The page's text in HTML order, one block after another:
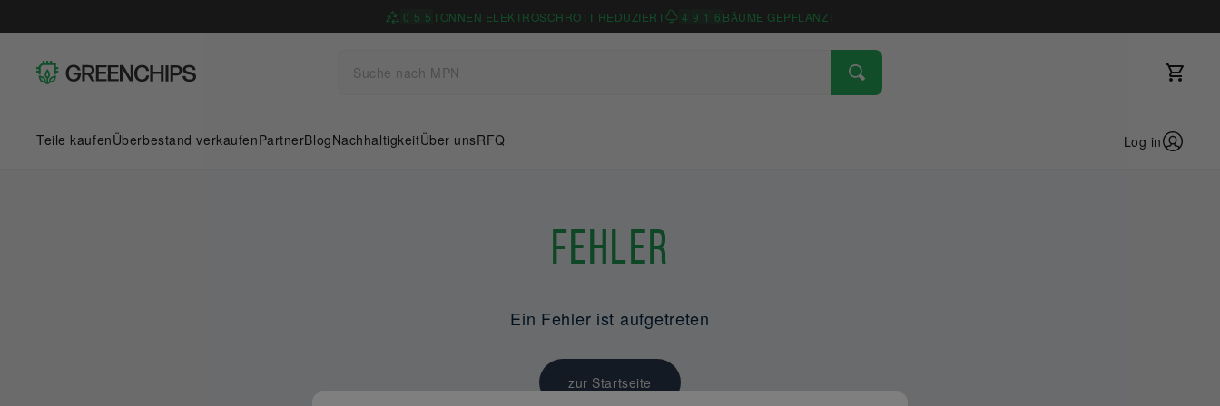
0 5 5 TONNEN ELEKTROSCHROTT REDUZIERT 4 9 1 6 BÄUME GEPFLANZT
Teile kaufenÜberbestand verkaufenPartnerBlogNachhaltigkeitÜber unsRFQ Log in
Fehler
Ein Fehler ist aufgetreten
zur Startseite